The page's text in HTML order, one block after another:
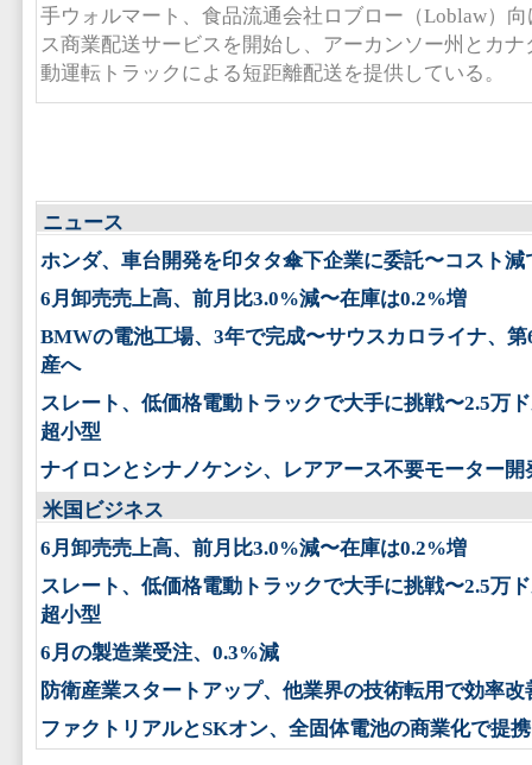
手ウォルマート、食品流通会社ロブロー（Loblaw）
ス商業配送サービスを開始し、アーカンソー州とカ
動運転トラックによる短距離配送を提供している。
ニュース
ホンダ、車台開発を印タタ傘下企業に委託〜コスト減
6月卸売売上高、前月比3.0%減〜在庫は0.2%増
BMWの電池工場、3年で完成〜サウスカロライナ、第
産へ
スレート、低価格電動トラックで大手に挑戦〜2.5万
超小型
ナイロンとシナノケンシ、レアアース不要モーター開
米国ビジネス
6月卸売売上高、前月比3.0%減〜在庫は0.2%増
スレート、低価格電動トラックで大手に挑戦〜2.5万
超小型
6月の製造業受注、0.3%減
防衛産業スタートアップ、他業界の技術転用で効率改
ファクトリアルとSKオン、全固体電池の商業化で提携